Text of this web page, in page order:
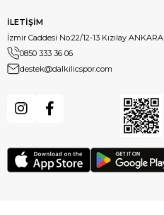
İLETİŞİM
İzmir Caddesi No:22/12-13 Kızılay ANKARA
0850 333 36 06
destek@dalkilicspor.com